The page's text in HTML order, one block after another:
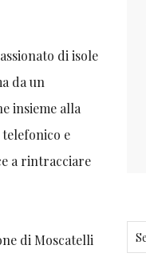
di isole
da un
insieme alla
e
a rintracciare
di Moscatelli